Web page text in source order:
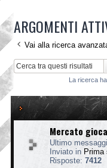
ARGOMENTI
Vai alla ricerca
La ricerca
Mercato
Ultimo
Inviato in Prima
Risposte: 7412